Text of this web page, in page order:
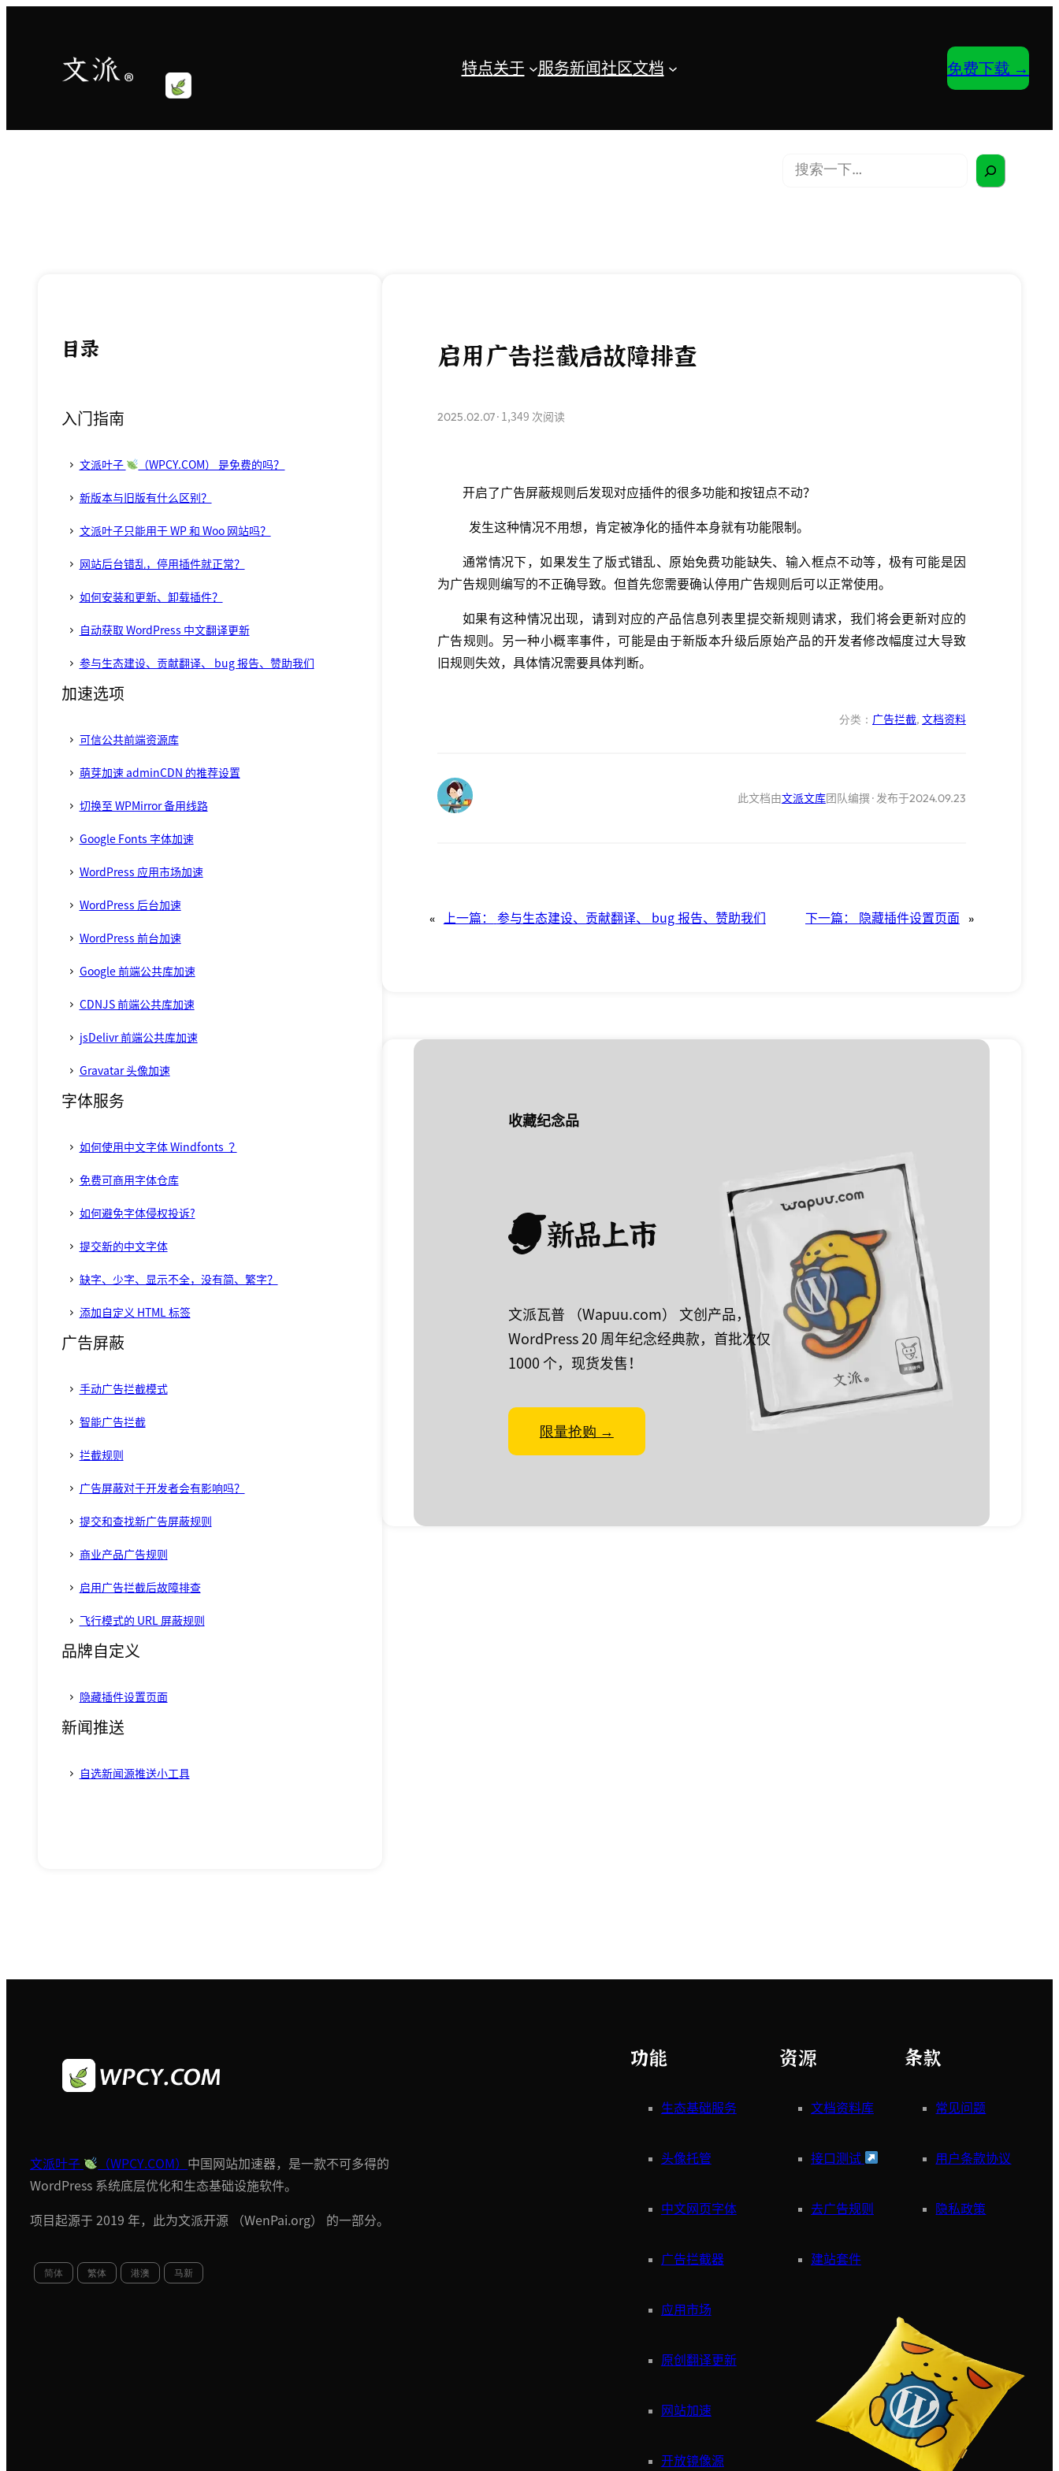
特点关于 服务新闻 社区 文档 免费下载 →
目录
入门指南
文派叶子 （WPCY.COM） 是免费的吗？
新版本与旧版有什么区别？
文派叶子只能用于 WP 和 Woo 网站吗？
网站后台错乱，停用插件就正常？
如何安装和更新、卸载插件？
自动获取 WordPress 中文翻译更新
参与生态建设、贡献翻译、 bug 报告、赞助我们
加速选项
可信公共前端资源库
萌芽加速 adminCDN 的推荐设置
切换至 WPMirror 备用线路
Google Fonts 字体加速
WordPress 应用市场加速
WordPress 后台加速
WordPress 前台加速
Google 前端公共库加速
CDNJS 前端公共库加速
jsDelivr 前端公共库加速
Gravatar 头像加速
字体服务
如何使用中文字体 Windfonts ？
免费可商用字体仓库
如何避免字体侵权投诉?
提交新的中文字体
缺字、少字、显示不全，没有简、繁字？
添加自定义 HTML 标签
广告屏蔽
手动广告拦截模式
智能广告拦截
拦截规则
广告屏蔽对于开发者会有影响吗？
提交和查找新广告屏蔽规则
商业产品广告规则
启用广告拦截后故障排查
飞行模式的 URL 屏蔽规则
品牌自定义
隐藏插件设置页面
新闻推送
自选新闻源推送小工具
启用广告拦截后故障排查
2025.02.07· 1,349 次阅读
开启了广告屏蔽规则后发现对应插件的很多功能和按钮点不动？
发生这种情况不用想，肯定被净化的插件本身就有功能限制。
通常情况下，如果发生了版式错乱、原始免费功能缺失、输入框点不动等，极有可能是因
为广告规则编写的不正确导致。但首先您需要确认停用广告规则后可以正常使用。
如果有这种情况出现，请到对应的产品信息列表里提交新规则请求，我们将会更新对应的
广告规则。另一种小概率事件，可能是由于新版本升级后原始产品的开发者修改幅度过大导致
旧规则失效，具体情况需要具体判断。
分类： 广告拦截, 文档资料
此文档由文派文库团队编撰· 发布于2024.09.23
« 上一篇： 参与生态建设、贡献翻译、 bug 报告、赞助我们 下一篇： 隐藏插件设置页面 »
收藏纪念品
新品上市
文派瓦普 （Wapuu.com） 文创产品，
WordPress 20 周年纪念经典款，首批次仅
1000 个，现货发售！
限量抢购 →
文派叶子 （WPCY.COM） 中国网站加速器，是一款不可多得的
WordPress 系统底层优化和生态基础设施软件。
项目起源于 2019 年，此为文派开源 （WenPai.org） 的一部分。
简体 繁体 港澳 马新
功能
生态基础服务
头像托管
中文网页字体
广告拦截器
应用市场
原创翻译更新
网站加速
开放镜像源
资源
文档资料库
接口测试
去广告规则
建站套件
条款
常见问题
用户条款协议
隐私政策